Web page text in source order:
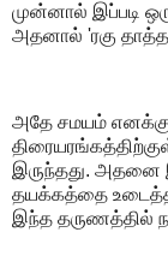
முன்னால் இப்படி
அதனால் 'ரகு
அதே சமயம்
இருந்தது. அதனை
தயக்கத்தை
இந்த தருணத்தில்